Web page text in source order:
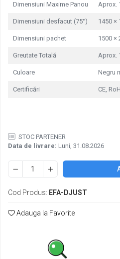
Sisteme fotovoltaice de putere
mica (rulota/caravan/case de
electrice
electrice
Accesorii
Turbine eoliene pentru casă
Tractiune / LiFePo4
Baterii si acumulatori AGM VRLA
Dimensiuni Maxime Panou Aprox.
Dimensiuni desfacut (75°) 1450 ×
Dimensiuni pachet 1500 ×
Greutate Totală Aprox.
Culoare Negru
Certificări CE,
STOC PARTENER
Data de livrare: Luni, 31.08.2026
Cod Produs: EFA-DJUST
Adauga la Favorite